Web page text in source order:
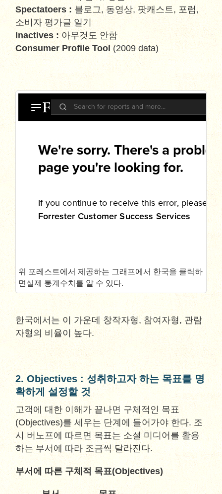
Spectatoers : 블로그, 동영상, 팟캐스트, 포럼,
소비자 평가글 일기
Inactives :아무것도 안함
Consumer Profile Tool (2009 data)
위 포레스트에서 제공하는 그래프에서 한국을 클릭하
면실제 통계수치를 알 수 있다.
한국에서는 이 가운데 창작자형, 참여자형, 관람
자형의 비율이 높다.
2. Objectives : 성취하고자 하는 목표를 명
확하게 설정할 것
고객에 대한 이해가 끝나면 구체적인 목표
(Objectives)를 세우는 단계에 들어가야 한다. 조
시 버노프에 따르면 목표는 소셜 미디어를 활용
하는 부서에 따라 조금씩 달라진다.
부서에 따른 구체적 목표(Objectives)